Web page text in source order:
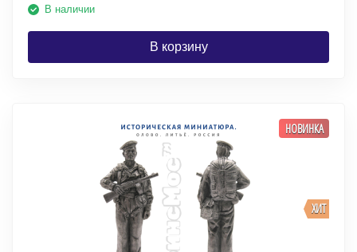
В наличии
В корзину
ХИТ
НОВИНКА